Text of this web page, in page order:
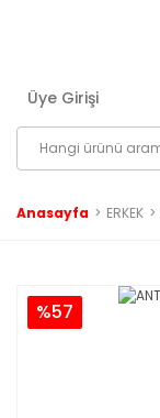
Üye Girişi
Anasayfa ERKEK
%57